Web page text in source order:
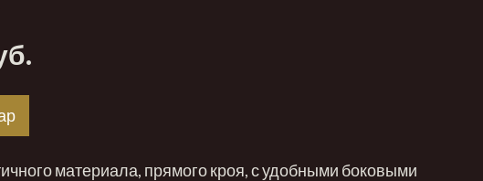
материала, прямого кроя, с удобными боковыми